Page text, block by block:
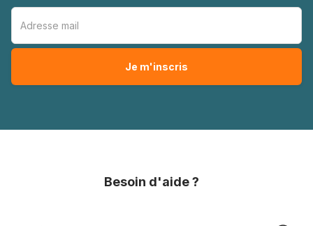
Besoin d'aide ?